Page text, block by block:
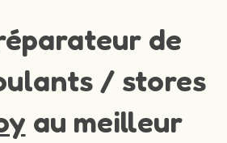
de
/ stores
au meilleur